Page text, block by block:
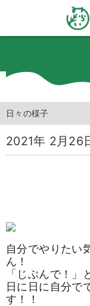
日々の様子
2021年 2月26
自分でやりたい
ん！
「じぶんで！」
日に日に自分で
す！！